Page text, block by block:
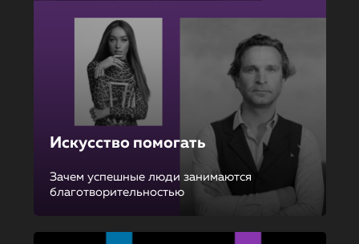
Искусство помогать
Зачем успешные люди занимаются
благотворительностью